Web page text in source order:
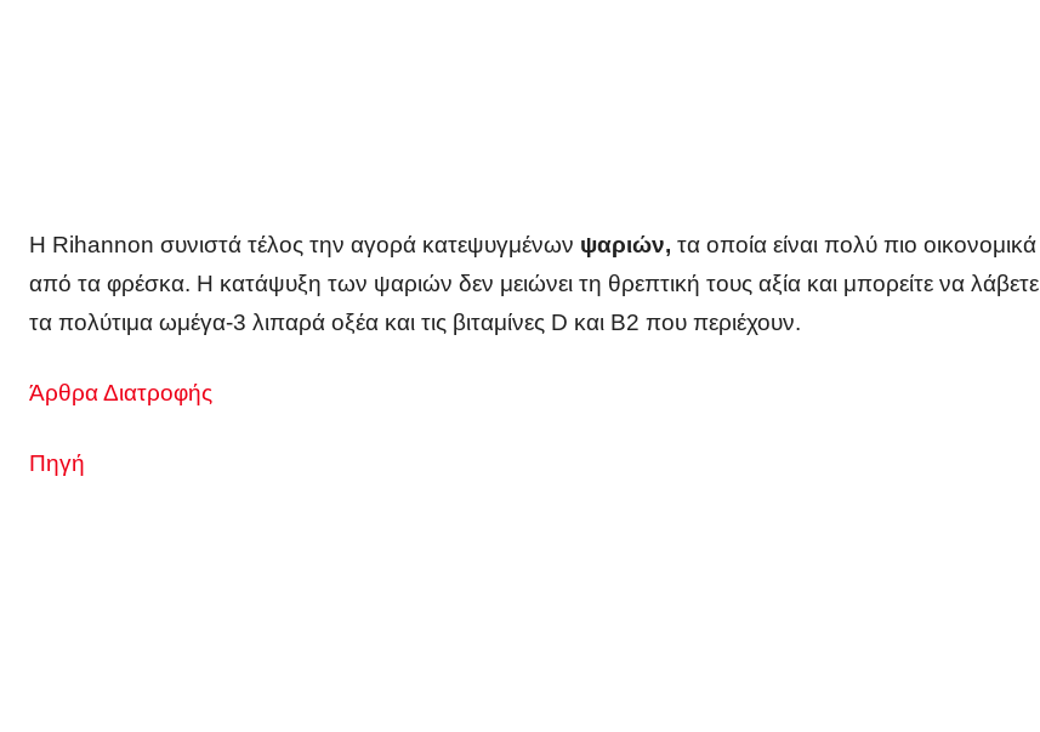
Η Rihannon συνιστά τέλος την αγορά κατεψυγμένων ψαριών, τα οποία είναι πολύ πιο οικονομικά
από τα φρέσκα. Η κατάψυξη των ψαριών δεν μειώνει τη θρεπτική τους αξία και μπορείτε να λάβετε
τα πολύτιμα ωμέγα-3 λιπαρά οξέα και τις βιταμίνες D και B2 που περιέχουν.
Άρθρα Διατροφής
Πηγή